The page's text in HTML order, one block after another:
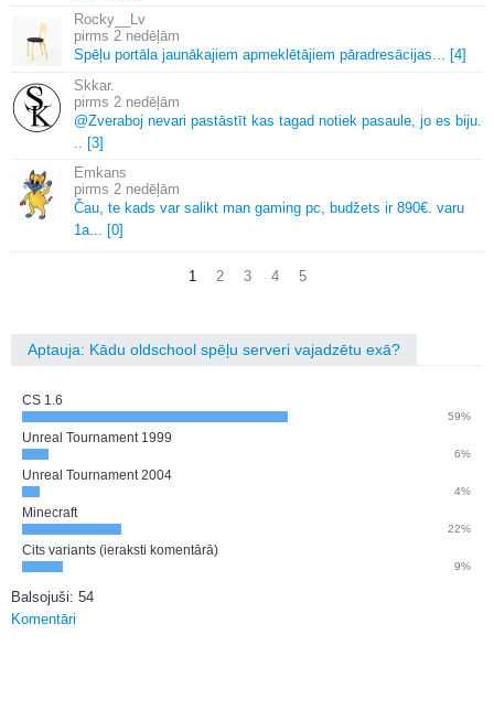
Rocky__Lv
2 nedēļām
Spēļu portāla jaunākajiem apmeklētājiem pāradresācijas... [4]
Skkar.
2 nedēļām
@Zveraboj nevari pastāstīt kas tagad notiek pasaule, jo es biju.
.. [3]
Emkans
2 nedēļām
Čau, te kads var salikt man gaming pc, budžets ir 890€. varu
1a... [0]
1 2 3 4 5
Aptauja: Kādu oldschool spēļu serveri vajadzētu exā?
CS 1.6
59%
Unreal Tournament 1999
6%
Unreal Tournament 2004
4%
Minecraft
22%
Cits variants (ieraksti komentārā)
9%
Balsojuši: 54
Komentāri